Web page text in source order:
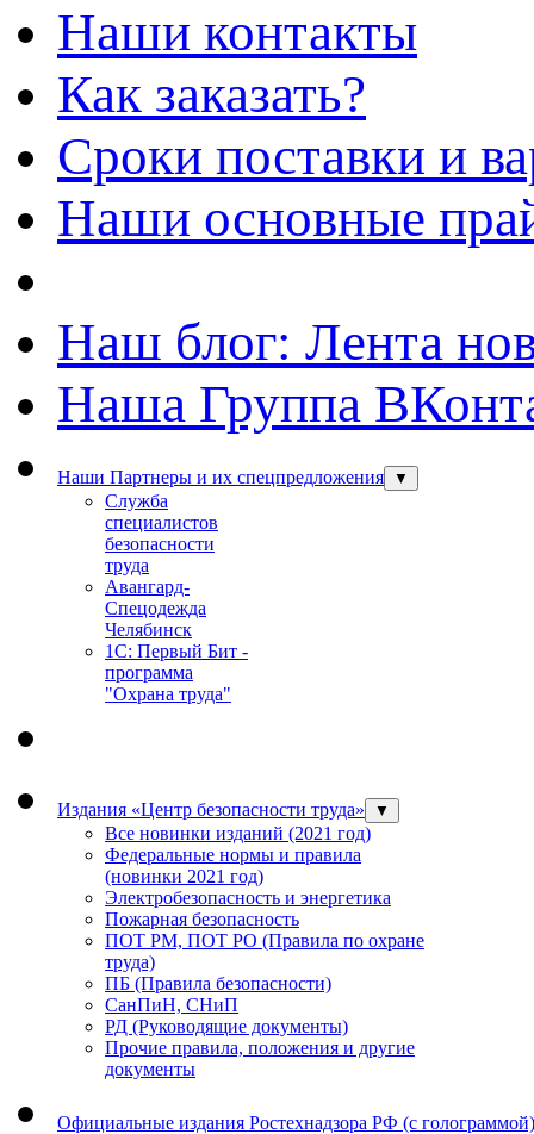
Наши контакты
Как заказать?
Сроки поставки и
Наши основные
Наш блог: Лента
Наша Группа
Наши Партнеры и их спецпредложения ▼
Служба
специалистов
безопасности
труда
Авангард-
Спецодежда
Челябинск
1С: Первый Бит -
программа
"Охрана труда"
Издания «Центр безопасности труда» ▼
Все новинки изданий (2021 год)
Федеральные нормы и правила
(новинки 2021 год)
Электробезопасность и энергетика
Пожарная безопасность
ПОТ РМ, ПОТ РО (Правила по охране
труда)
ПБ (Правила безопасности)
СанПиН, СНиП
РД (Руководящие документы)
Прочие правила, положения и другие
документы
Официальные издания Ростехнадзора РФ (с голограммой)